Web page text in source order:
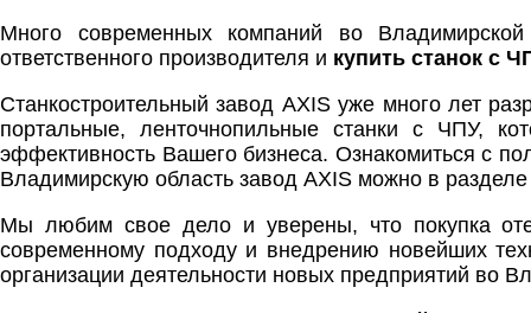
Много современных компаний во
ответственного производителя и купить станок с
Станкостроительный завод AXIS уже много лет
портальные, ленточнопильные станки с ЧПУ,
эффективность Вашего бизнеса. Ознакомиться с
Владимирскую область завод AXIS можно в
Мы любим свое дело и уверены, что покупка
современному подходу и внедрению новейших
организации деятельности новых предприятий во